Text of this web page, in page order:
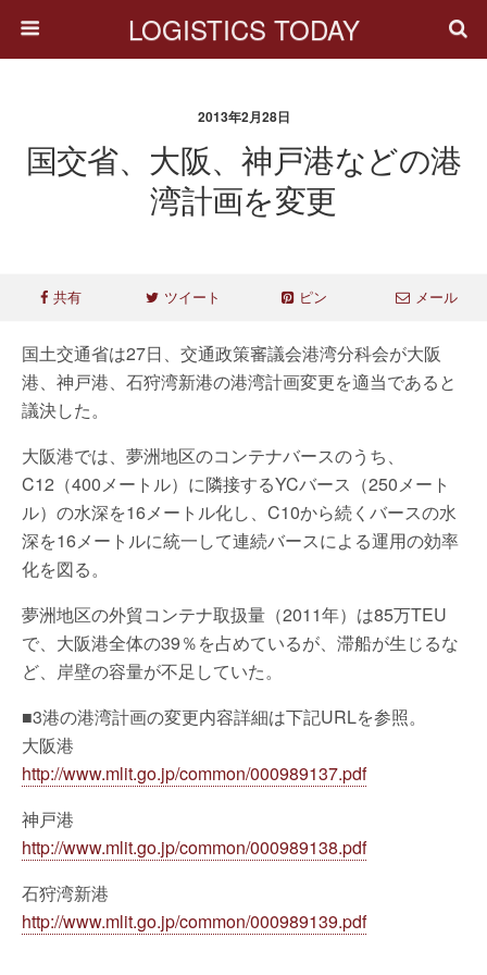
LOGISTICS TODAY
2013年2月28日
国交省、大阪、神戸港などの港
湾計画を変更
共有 ツイート ピン メール
国土交通省は27日、交通政策審議会港湾分科会が大阪
港、神戸港、石狩湾新港の港湾計画変更を適当であると
議決した。
大阪港では、夢洲地区のコンテナバースのうち、
C12（400メートル）に隣接するYCバース（250メート
ル）の水深を16メートル化し、C10から続くバースの水
深を16メートルに統一して連続バースによる運用の効率
化を図る。
夢洲地区の外貿コンテナ取扱量（2011年）は85万TEU
で、大阪港全体の39％を占めているが、滞船が生じるな
ど、岸壁の容量が不足していた。
■3港の港湾計画の変更内容詳細は下記URLを参照。
大阪港
http://www.mlit.go.jp/common/000989137.pdf
神戸港
http://www.mlit.go.jp/common/000989138.pdf
石狩湾新港
http://www.mlit.go.jp/common/000989139.pdf